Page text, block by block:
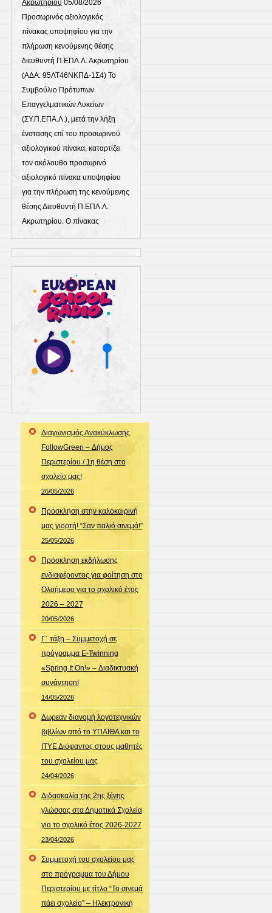
Ακρωτηρίου 05/08/2026
Προσωρινός αξιολογικός
πίνακας υποψηφίου για την
πλήρωση κενούμενης θέσης
διευθυντή Π.ΕΠΑ.Λ. Ακρωτηρίου
(ΑΔΑ: 95ΛΤ46ΝΚΠΔ-1Σ4) Το
Συμβούλιο Πρότυπων
Επαγγελματικών Λυκείων
(ΣΥ.Π.ΕΠΑ.Λ.), μετά την λήξη
ένστασης επί του προσωρινού
αξιολογικού πίνακα, καταρτίζει
τον ακόλουθο προσωρινό
αξιολογικό πίνακα υποψηφίου
για την πλήρωση της κενούμενης
θέσης Διευθυντή Π.ΕΠΑ.Λ.
Ακρωτηρίου. Ο πίνακας
Διαγωνισμός Ανακύκλωσης
FollowGreen – Δήμος
Περιστερίου / 1η θέση στο
σχολείο μας!
26/05/2026
Πρόσκληση στην καλοκαιρινή
μας γιορτή! “Σαν παλιό σινεμά!”
25/05/2026
Πρόσκληση εκδήλωσης
ενδιαφέροντος για φοίτηση στο
Ολοήμερο για το σχολικό έτος
2026 – 2027
20/05/2026
Γ΄ τάξη – Συμμετοχή σε
πρόγραμμα E-Twinning
«Spring It On!» – Διαδικτυακή
συνάντηση!
14/05/2026
Δωρεάν διανομή λογοτεχνικών
βιβλίων από το ΥΠΑΙΘΑ και το
ΙΤΥΕ Διόφαντος στους μαθητές
του σχολείου μας
24/04/2026
Διδασκαλία της 2ης ξένης
γλώσσας στα Δημοτικά Σχολεία
για το σχολικό έτος 2026-2027
23/04/2026
Συμμετοχή του σχολείου μας
στο πρόγραμμα του Δήμου
Περιστερίου με τίτλο “Το σινεμά
πάει σχολείο” – Ηλεκτρονική